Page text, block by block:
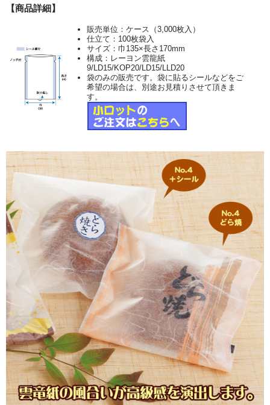
【商品詳細】
販売単位：ケース（3,000枚入）
仕立て：100枚袋入
サイズ：巾135×長さ170mm
構成：レーヨン雲龍紙
9/LD15/KOP20/LD15/LLD20
袋のみの販売です。袋に貼るシールなどをご
希望の場合は、別途お見積りさせて頂きま
す。